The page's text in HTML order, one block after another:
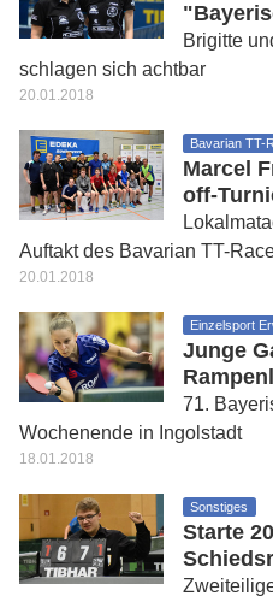
Brigitte
schlagen sich achtbar
20.01.2018
Bavarian TT-
Marcel
off-
Auftakt des Bavarian TT-
20.01.2018
Einzelsport
Junge
71.
Wochenende in Ingolstadt
18.01.2018
Sonstiges
Starte